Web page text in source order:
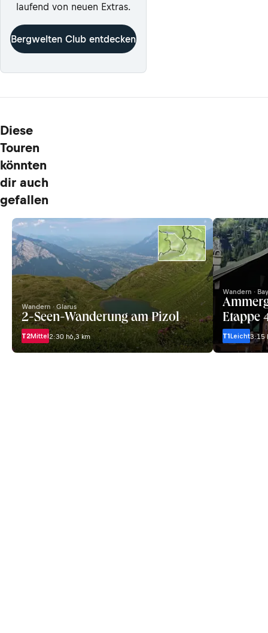
laufend von neuen Extras.
Bergwelten Club entdecken
Diese
Touren
könnten
dir auch
gefallen
Wandern · Glarus
2-Seen-Wanderung am Pizol
T2Mittel2:30 h6,3 km
Wandern ·
Etappe
T1Leicht3:15